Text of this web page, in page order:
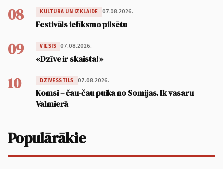
08 KULTŪRA UN IZKLAIDE 07.08.2026.
Festivāls ielīksmo pilsētu
09 VIESIS 07.08.2026.
«Dzīve ir skaista!»
10 DZĪVESSTILS 07.08.2026.
Komsi – čau-čau puika no Somijas. Ik vasaru
Valmierā
Populārākie